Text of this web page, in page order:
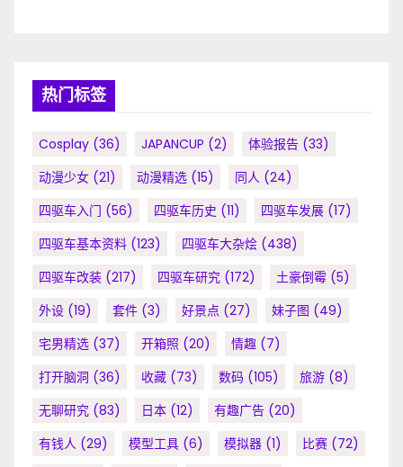
热门标签
Cosplay (36) JAPANCUP (2) 体验报告 (33)
动漫少女 (21) 动漫精选 (15) 同人 (24)
四驱车入门 (56) 四驱车历史 (11) 四驱车发展 (17)
四驱车基本资料 (123) 四驱车大杂烩 (438)
四驱车改装 (217) 四驱车研究 (172) 土豪倒霉 (5)
外设 (19) 套件 (3) 好景点 (27) 妹子图 (49)
宅男精选 (37) 开箱照 (20) 情趣 (7)
打开脑洞 (36) 收藏 (73) 数码 (105) 旅游 (8)
无聊研究 (83) 日本 (12) 有趣广告 (20)
有钱人 (29) 模型工具 (6) 模拟器 (1) 比赛 (72)